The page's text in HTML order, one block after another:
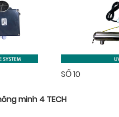
SỐ 10
minh 4 TECH